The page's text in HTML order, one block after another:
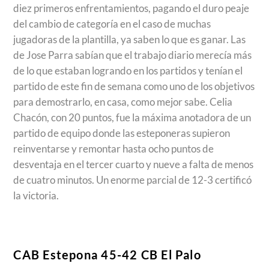
diez primeros enfrentamientos, pagando el duro peaje
del cambio de categoría en el caso de muchas
jugadoras de la plantilla, ya saben lo que es ganar. Las
de Jose Parra sabían que el trabajo diario merecía más
de lo que estaban logrando en los partidos y tenían el
partido de este fin de semana como uno de los objetivos
para demostrarlo, en casa, como mejor sabe. Celia
Chacón, con 20 puntos, fue la máxima anotadora de un
partido de equipo donde las esteponeras supieron
reinventarse y remontar hasta ocho puntos de
desventaja en el tercer cuarto y nueve a falta de menos
de cuatro minutos. Un enorme parcial de 12-3 certificó
la victoria.
CAB Estepona 45-42 CB El Palo